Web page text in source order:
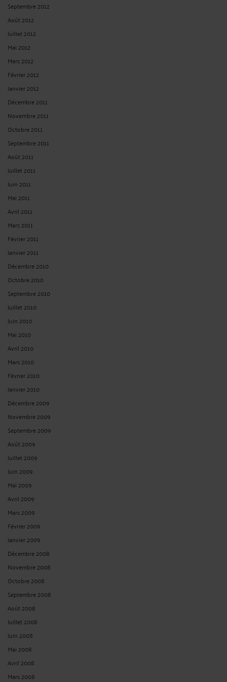
Septembre 2012
Août 2012
Juillet 2012
Mai 2012
Mars 2012
Février 2012
Janvier 2012
Décembre 2011
Novembre 2011
Octobre 2011
Septembre 2011
Août 2011
Juillet 2011
Juin 2011
Mai 2011
Avril 2011
Mars 2011
Février 2011
Janvier 2011
Décembre 2010
Octobre 2010
Septembre 2010
Juillet 2010
Juin 2010
Mai 2010
Avril 2010
Mars 2010
Février 2010
Janvier 2010
Décembre 2009
Novembre 2009
Septembre 2009
Août 2009
Juillet 2009
Juin 2009
Mai 2009
Avril 2009
Mars 2009
Février 2009
Janvier 2009
Décembre 2008
Novembre 2008
Octobre 2008
Septembre 2008
Août 2008
Juillet 2008
Juin 2008
Mai 2008
Avril 2008
Mars 2008